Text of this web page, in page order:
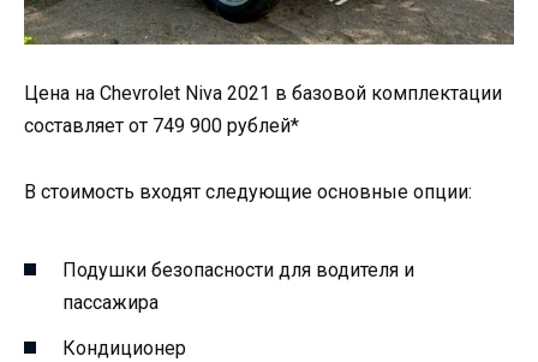
Цена на Chevrolet Niva 2021 в базовой комплектации
составляет от 749 900 рублей*
В стоимость входят следующие основные опции:
Подушки безопасности для водителя и
пассажира
Кондиционер